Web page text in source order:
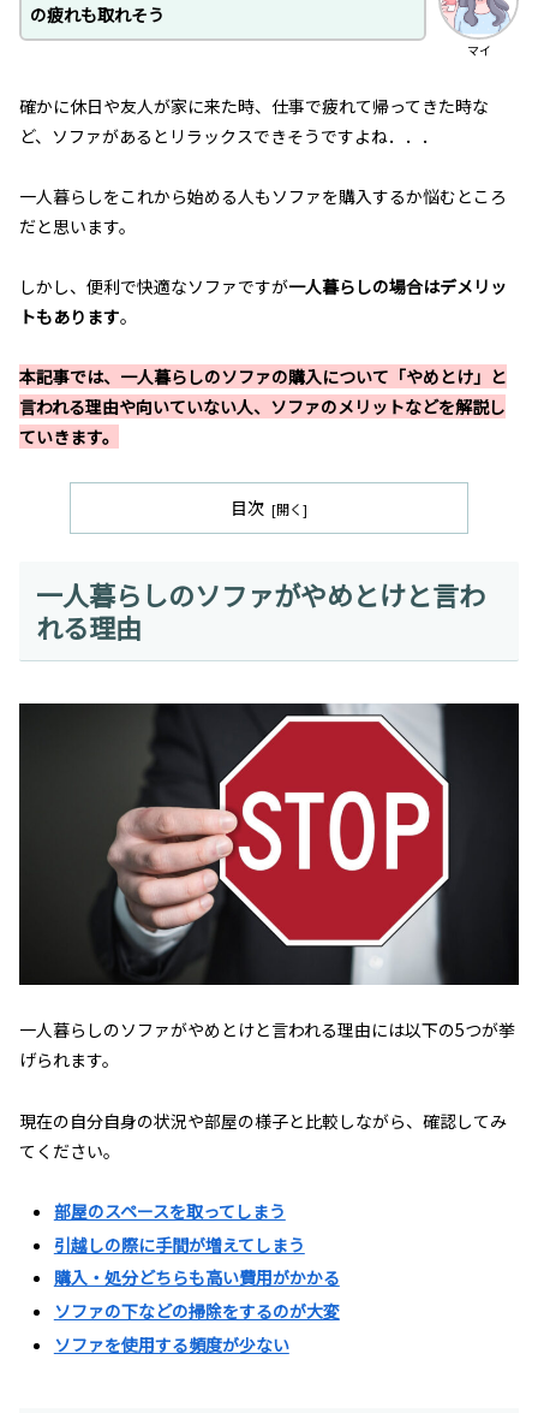
マイ
の疲れも取れそう
確かに休日や友人が家に来た時、仕事で疲れて帰ってきた時な
ど、ソファがあるとリラックスできそうですよね．．．
一人暮らしをこれから始める人もソファを購入するか悩むところ
だと思います。
しかし、便利で快適なソファですが一人暮らしの場合はデメリッ
トもあります。
本記事では、一人暮らしのソファの購入について「やめとけ」と
言われる理由や向いていない人、ソファのメリットなどを解説し
ていきます。
目次
一人暮らしのソファがやめとけと言わ
れる理由
一人暮らしのソファがやめとけと言われる理由には以下の5つが挙
げられます。
現在の自分自身の状況や部屋の様子と比較しながら、確認してみ
てください。
部屋のスペースを取ってしまう
引越しの際に手間が増えてしまう
購入・処分どちらも高い費用がかかる
ソファの下などの掃除をするのが大変
ソファを使用する頻度が少ない